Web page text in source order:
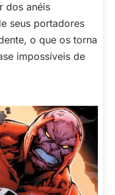
dos anéis
seus portadores
o que os torna
impossíveis de